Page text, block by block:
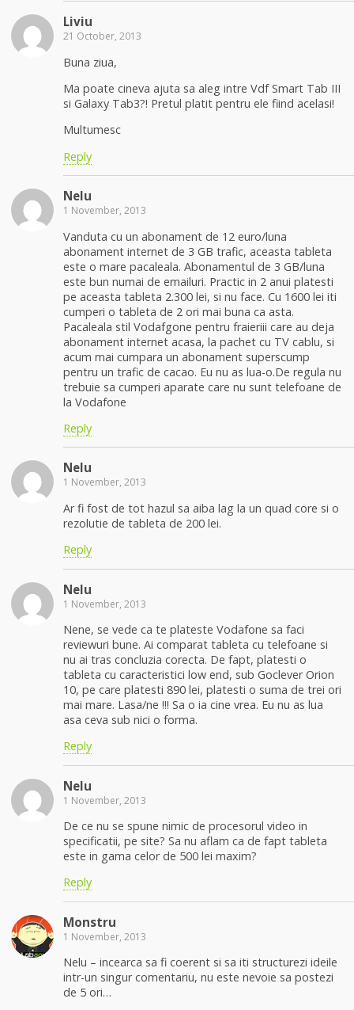
Liviu
21 October, 2013
Buna ziua,
Ma poate cineva ajuta sa aleg intre Vdf Smart Tab III
si Galaxy Tab3?! Pretul platit pentru ele fiind acelasi!
Multumesc
Reply
Nelu
1 November, 2013
Vanduta cu un abonament de 12 euro/luna
abonament internet de 3 GB trafic, aceasta tableta
este o mare pacaleala. Abonamentul de 3 GB/luna
este bun numai de emailuri. Practic in 2 anui platesti
pe aceasta tableta 2.300 lei, si nu face. Cu 1600 lei iti
cumperi o tableta de 2 ori mai buna ca asta.
Pacaleala stil Vodafgone pentru fraieriii care au deja
abonament internet acasa, la pachet cu TV cablu, si
acum mai cumpara un abonament superscump
pentru un trafic de cacao. Eu nu as lua-o.De regula nu
trebuie sa cumperi aparate care nu sunt telefoane de
la Vodafone
Reply
Nelu
1 November, 2013
Ar fi fost de tot hazul sa aiba lag la un quad core si o
rezolutie de tableta de 200 lei.
Reply
Nelu
1 November, 2013
Nene, se vede ca te plateste Vodafone sa faci
reviewuri bune. Ai comparat tableta cu telefoane si
nu ai tras concluzia corecta. De fapt, platesti o
tableta cu caracteristici low end, sub Goclever Orion
10, pe care platesti 890 lei, platesti o suma de trei ori
mai mare. Lasa/ne !!! Sa o ia cine vrea. Eu nu as lua
asa ceva sub nici o forma.
Reply
Nelu
1 November, 2013
De ce nu se spune nimic de procesorul video in
specificatii, pe site? Sa nu aflam ca de fapt tableta
este in gama celor de 500 lei maxim?
Reply
Monstru
1 November, 2013
Nelu – incearca sa fi coerent si sa iti structurezi ideile
intr-un singur comentariu, nu este nevoie sa postezi
de 5 ori…